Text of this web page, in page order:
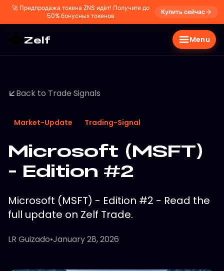
🚀 Предпродажа токена ZNS идёт! Получите до
50% бонусных токенов
Купить сейчас
Zelf Menu
Back to Trade Signals
Market-Update Trading-Signal
Microsoft (MSFT)
- Edition #2
Microsoft (MSFT) - Edition #2 - Read the
full update on Zelf Trade.
LR Guizado•January 28, 2026